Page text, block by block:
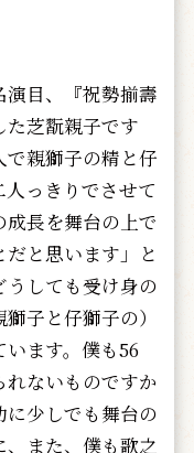
目、『祝勢揃壽
芝翫親子です
で親獅子の精と仔
っきりでさせて
長を舞台の上で
と思います」と
しても受け身の
子と仔獅子の）
ます。僕も56
ないものですか
に少しでも舞台の
、また、僕も歌之